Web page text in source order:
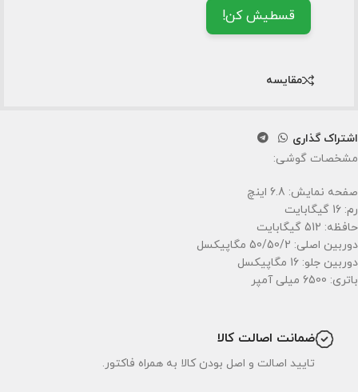
قسطیش کن!
مقایسه
اشتراک گذاری
مشخصات گوشی:
صفحه نمایش: 6.8 اینچ
رم: 16 گیگابایت
حافظه: 512 گیگابایت
دوربین اصلی: 50/50/2 مگاپیکسل
دوربین جلو: 16 مگاپیکسل
باتری: 6500 میلی آمپر
ضمانت اصالت کالا
تایید اصالت و اصل بودن کالا به همراه فاکتور.